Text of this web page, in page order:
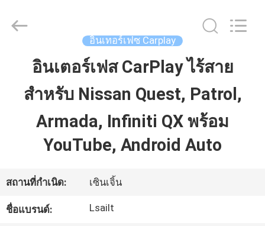
สินค้า
เกี่ยว
Automobile
Electron
อินเทอร์เฟซ Carplay
อินเตอร์เฟส CarPlay ไร้สาย
สำหรับ Nissan Quest, Patrol,
Armada, Infiniti QX พร้อม
YouTube, Android Auto
สถานที่กำเนิด: เซินเจิ้น
ชื่อแบรนด์: Lsailt